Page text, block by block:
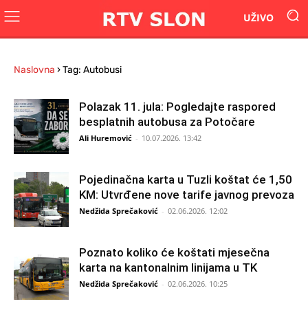
UŽIVO
Naslovna ›Tag: Autobusi
Polazak 11. jula: Pogledajte raspored
besplatnih autobusa za Potočare
Ali Huremović - 10.07.2026. 13:42
Pojedinačna karta u Tuzli koštat će 1,50
KM: Utvrđene nove tarife javnog prevoza
Nedžida Sprečaković - 02.06.2026. 12:02
Poznato koliko će koštati mjesečna
karta na kantonalnim linijama u TK
Nedžida Sprečaković - 02.06.2026. 10:25